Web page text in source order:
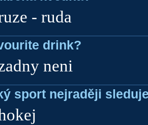
- ruda
drink?
neni
sport nejraději